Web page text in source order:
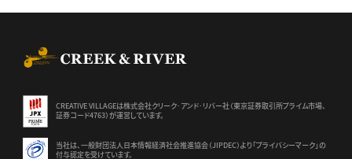
CREATIVE VILLAGEは株式会社クリーク･アンド･リバー社（東京証券取引所プライム市場、
証券コード4763）が運営しています。
当社は、一般財団法人日本情報経済社会推進協会（JIPDEC）より 「プライバシーマーク」の
付与認定を受けています。